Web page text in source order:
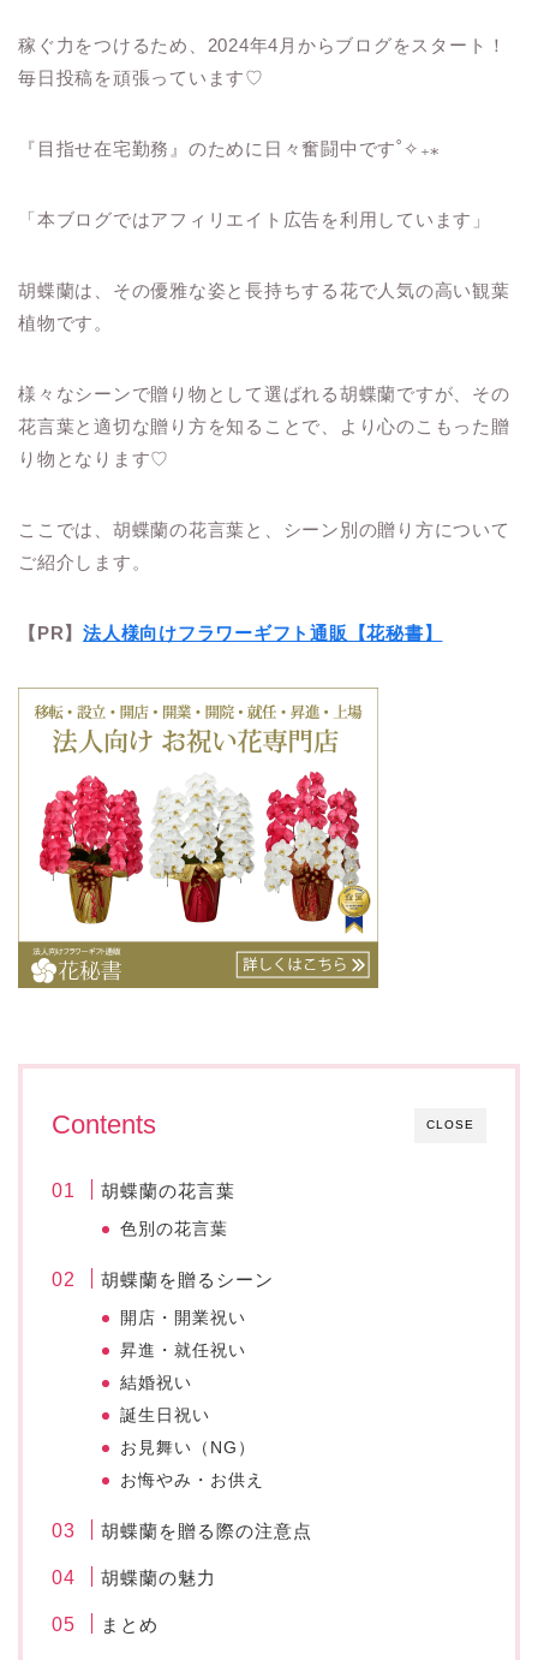
稼ぐ力をつけるため、2024年4月からブログをスタート！
毎日投稿を頑張っています♡
『目指せ在宅勤務』のために日々奮闘中です˚✧₊⁎
「本ブログではアフィリエイト広告を利用しています」
胡蝶蘭は、その優雅な姿と長持ちする花で人気の高い観葉
植物です。
様々なシーンで贈り物として選ばれる胡蝶蘭ですが、その
花言葉と適切な贈り方を知ることで、より心のこもった贈
り物となります♡
ここでは、 胡蝶蘭の花言葉と、シーン別の贈り方について
ご紹介します 。
【PR】法人様向けフラワーギフト通販【花秘書】
CLOSE
Contents
胡蝶蘭の花言葉
色別の花言葉
胡蝶蘭を贈るシーン
開店・開業祝い
昇進・就任祝い
結婚祝い
誕生日祝い
お見舞い（NG）
お悔やみ・お供え
胡蝶蘭を贈る際の注意点
胡蝶蘭の魅力
まとめ